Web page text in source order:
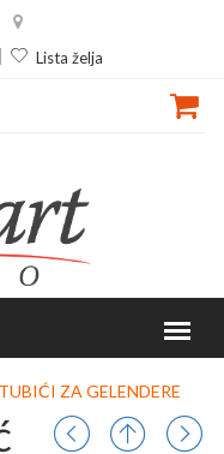
Lista želja
ZA GELENDERE